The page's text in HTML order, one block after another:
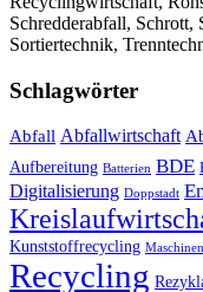
Schredderabfall, Schrott,
Sortiertechnik,
Schlagwörter
Abfall Abfallwirtschaft
Aufbereitung Batterien BDE
Digitalisierung Doppstadt
Kunststoffrecycling Maschinen
Recycling